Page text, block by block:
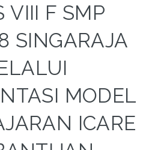
VIII F SMP
SINGARAJA
MODEL
ICARE